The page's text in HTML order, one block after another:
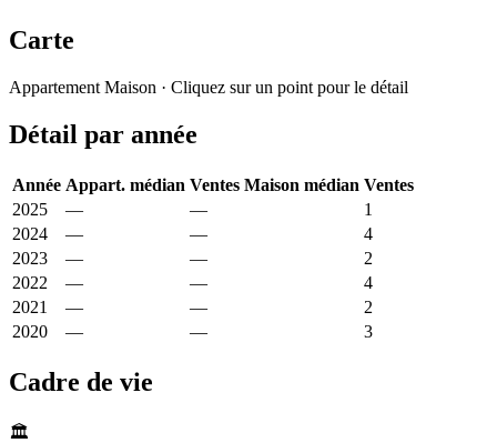
Carte
−
Appartement Maison · Cliquez sur un point pour le détail
Détail par année
Année Appart. médian Ventes Maison médian Ventes
2025
— —
1
2024
— —
4
2023
— —
2
2022
— —
4
2021
— —
2
2020
— — 3
Cadre de vie
🏛️